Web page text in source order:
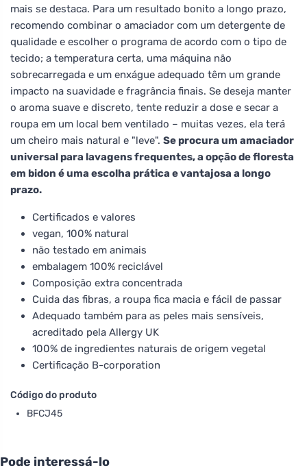
mais se destaca. Para um resultado bonito a longo prazo,
recomendo combinar o amaciador com um detergente de
qualidade e escolher o programa de acordo com o tipo de
tecido; a temperatura certa, uma máquina não
sobrecarregada e um enxágue adequado têm um grande
impacto na suavidade e fragrância finais. Se deseja manter
o aroma suave e discreto, tente reduzir a dose e secar a
roupa em um local bem ventilado – muitas vezes, ela terá
um cheiro mais natural e "leve". Se procura um amaciador
universal para lavagens frequentes, a opção de floresta
em bidon é uma escolha prática e vantajosa a longo
prazo.
Certificados e valores
vegan, 100% natural
não testado em animais
embalagem 100% reciclável
Composição extra concentrada
Cuida das fibras, a roupa fica macia e fácil de passar
Adequado também para as peles mais sensíveis,
acreditado pela Allergy UK
100% de ingredientes naturais de origem vegetal
Certificação B-corporation
Código do produto
BFCJ45
Pode interessá-lo